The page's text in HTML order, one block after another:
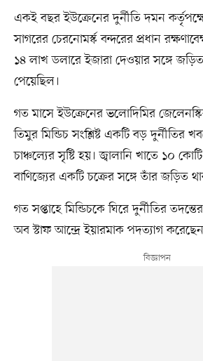
একই বছর ইউক্রেনের দুর্নীতি দমন
সাগরের চেরনোমর্স্ক বন্দরের প্রধান
১৪ লাখ ডলারে ইজারা দেওয়ার সঙ্গে
পেয়েছিল।
গত মাসে ইউক্রেনের ভলোদিমির
তিমুর মিন্ডিচ সংশ্লিষ্ট একটি বড় দুর্নীতির
চাঞ্চল্যের সৃষ্টি হয়। জ্বালানি খাতে ১০
বাণিজ্যের একটি চক্রের সঙ্গে তাঁর জড়িত
গত সপ্তাহে মিন্ডিচকে ঘিরে দুর্নীতির
অব স্টাফ আন্দ্রে ইয়ারমাক পদত্যাগ